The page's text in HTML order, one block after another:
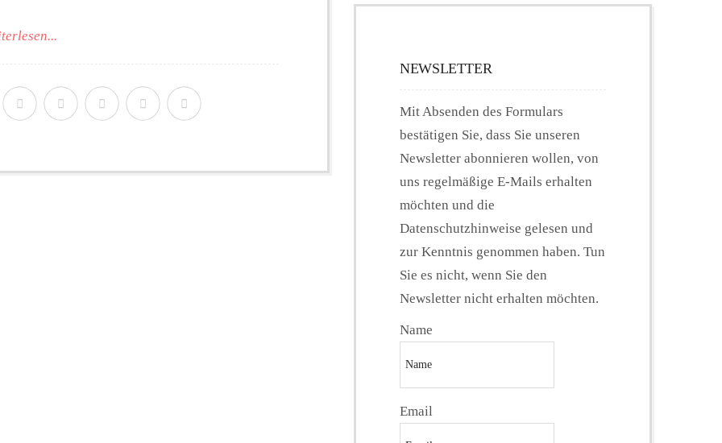
NEWSLETTER
Mit Absenden des Formulars
bestätigen Sie, dass Sie unseren
Newsletter abonnieren wollen, von
uns regelmäßige E-Mails erhalten
möchten und die
Datenschutzhinweise gelesen und
zur Kenntnis genommen haben. Tun
Sie es nicht, wenn Sie den
Newsletter nicht erhalten möchten.
Name
Email